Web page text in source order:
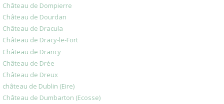
Château de Dompierre
Château de Dourdan
Château de Dracula
Château de Dracy-le-Fort
Château de Drancy
Château de Drée
Château de Dreux
château de Dublin (Eire)
Château de Dumbarton (Ecosse)